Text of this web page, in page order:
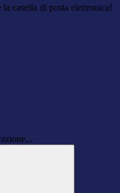
casella di posta elettronica!